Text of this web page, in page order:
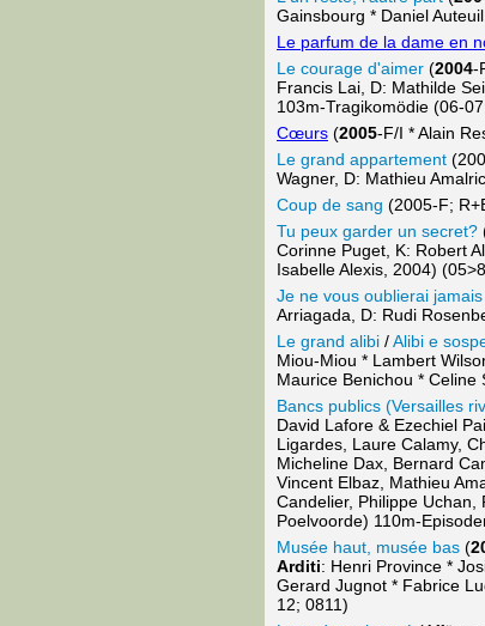
Gainsbourg * Daniel
Le parfum de la dame en
Le courage d'aimer (2004-
Francis Lai, D: Mathilde
103m-Tragikomödie (06-
Cœurs (2005-F/I * Alain
Le grand appartement
Wagner, D: Mathieu
Coup de sang (2005-F;
Tu peux garder un secret?
Corinne Puget, K: Robert
Isabelle Alexis, 2004)
Je ne vous oublierai jamais
Arriagada, D: Rudi
Le grand alibi /Alibi e
Miou-Miou * Lambert
Maurice Benichou *
Bancs publics (Versailles
David Lafore & Ezechiel
Ligardes, Laure Calamy,
Micheline Dax, Bernard
Vincent Elbaz, Mathieu
Candelier, Philippe
Poelvoorde) 110m-
Musée haut, musée bas (
Arditi: Henri Province *
Gerard Jugnot * Fabrice
12; 0811)